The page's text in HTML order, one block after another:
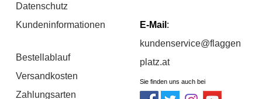
Datenschutz
Kundeninformationen
Bestellablauf
Versandkosten
Zahlungsarten
E-Mail :
kundenservice@flaggen
platz.at
Sie finden uns auch bei